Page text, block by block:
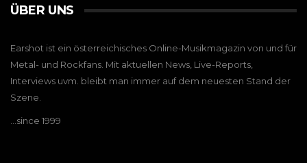
ÜBER UNS
Earshot ist ein österreichisches Online-Musikmagazin von und für
Metal- und Rockfans. Mit aktuellen News, Live-Reports,
Interviews uvm. bleibt man immer auf dem neuesten Stand der
Szene.
…since 1999